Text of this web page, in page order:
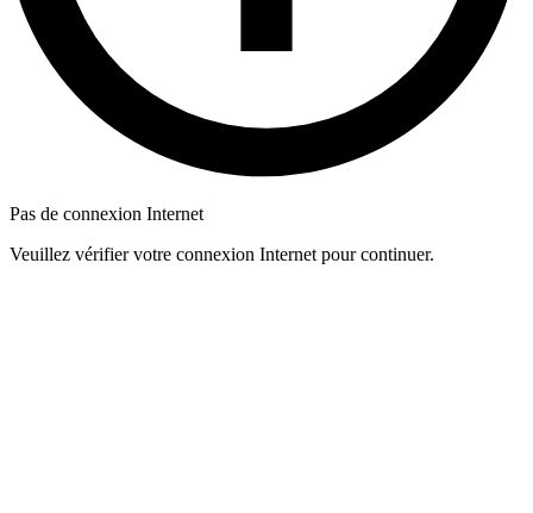
Pas de connexion Internet
Veuillez vérifier votre connexion Internet pour continuer.